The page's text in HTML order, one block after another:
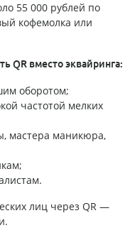
55 000 рублей по
кофемолка или
QR вместо эквайринга:
оборотом;
частотой мелких
мастера маникюра,
лиц через QR —